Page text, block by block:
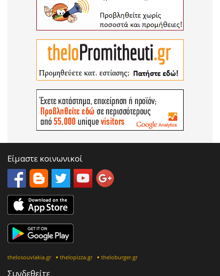
Είμαστε κοινωνικοί
thelosouvlakia.gr thelopizza.gr theloburger.gr
Συνδεθείτε